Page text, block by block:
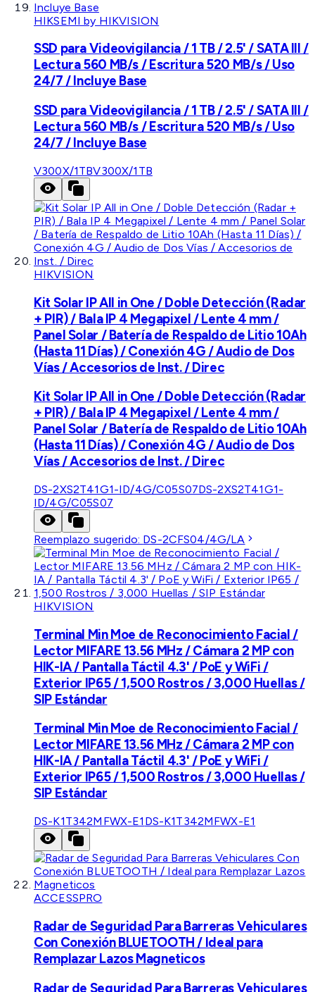
HIKSEMI by HIKVISION
SSD para Videovigilancia / 1 TB / 2.5' / SATA III /
Lectura 560 MB/s / Escritura 520 MB/s / Uso
24/7 / Incluye Base
SSD para Videovigilancia / 1 TB / 2.5' / SATA III /
Lectura 560 MB/s / Escritura 520 MB/s / Uso
24/7 / Incluye Base
V300X/1TBV300X/1TB
HIKVISION
Kit Solar IP All in One / Doble Detección (Radar
+ PIR) / Bala IP 4 Megapixel / Lente 4 mm /
Panel Solar / Batería de Respaldo de Litio 10Ah
(Hasta 11 Días) / Conexión 4G / Audio de Dos
Vías / Accesorios de Inst. / Direc
Kit Solar IP All in One / Doble Detección (Radar
+ PIR) / Bala IP 4 Megapixel / Lente 4 mm /
Panel Solar / Batería de Respaldo de Litio 10Ah
(Hasta 11 Días) / Conexión 4G / Audio de Dos
Vías / Accesorios de Inst. / Direc
DS-2XS2T41G1-ID/4G/C05S07DS-2XS2T41G1-
ID/4G/C05S07
Reemplazo sugerido: DS-2CFS04/4G/LA
HIKVISION
Terminal Min Moe de Reconocimiento Facial /
Lector MIFARE 13.56 MHz / Cámara 2 MP con
HIK-IA / Pantalla Táctil 4.3' / PoE y WiFi /
Exterior IP65 / 1,500 Rostros / 3,000 Huellas /
SIP Estándar
Terminal Min Moe de Reconocimiento Facial /
Lector MIFARE 13.56 MHz / Cámara 2 MP con
HIK-IA / Pantalla Táctil 4.3' / PoE y WiFi /
Exterior IP65 / 1,500 Rostros / 3,000 Huellas /
SIP Estándar
DS-K1T342MFWX-E1 DS-K1T342MFWX-E1
ACCESSPRO
Radar de Seguridad Para Barreras Vehiculares
Con Conexión BLUETOOTH / Ideal para
Remplazar Lazos Magneticos
Radar de Seguridad Para Barreras Vehiculares